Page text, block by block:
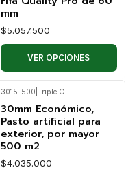
mm
$5.057.500
VER OPCIONES
3015-500 Triple C
30mm Económico,
Pasto artificial para
exterior, por mayor
500 m2
$4.035.000